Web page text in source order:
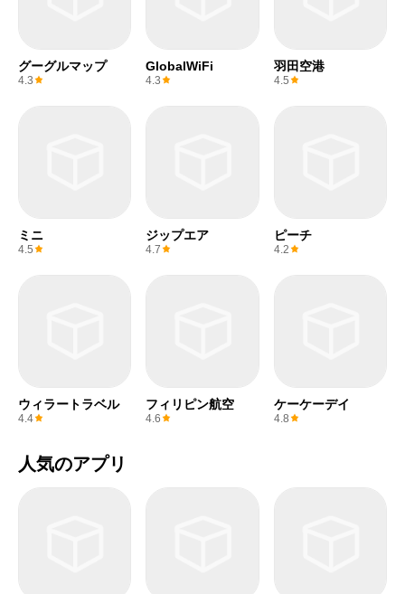
グーグルマップ
4.3
GlobalWiFi
4.3
羽田空港
4.5
ミニ
4.5
ジップエア
4.7
ピーチ
4.2
ウィラートラベル
4.4
フィリピン航空
4.6
ケーケーデイ
4.8
人気のアプリ